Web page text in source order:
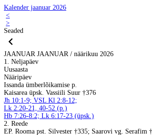
Kalender jaanuar 2026
<
>
Seaded
JAANUAR JAANUAR / näärikuu 2026
1. Neljapäev
Uusaasta
Nääripäev
Issanda ümberlõikamise p.
Kaisarea üpsk. Vassiili Suur †376
Jh 10:1-9; VSL Kl 2:8-12;
Lk 2:20-21, 40-52 (p.)
Hb 7:26-8:2; Lk 6:17-23 (üpsk.)
2. Reede
EP. Rooma pst. Silvester †335; Saarovi vg. Serafim